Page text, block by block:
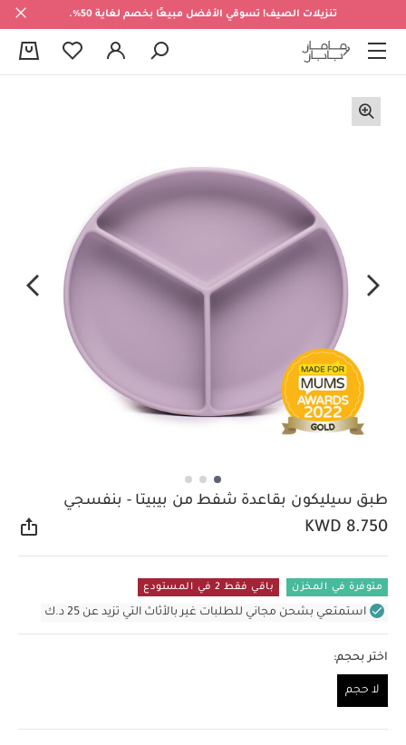
تنزيلات الصيف! تسوقي الأفضل مبيعًا بخصم لغاية 50%.
طبق سيليكون بقاعدة شفط من بيبيتا - بنفسجي
KWD 8.750
متوفرة في المخزن باقي فقط 2 في المستودع
استمتعي بشحن مجاني للطلبات غير بالأثاث التي تزيد عن 25 د.ك
اختر بحجم:
لا حجم